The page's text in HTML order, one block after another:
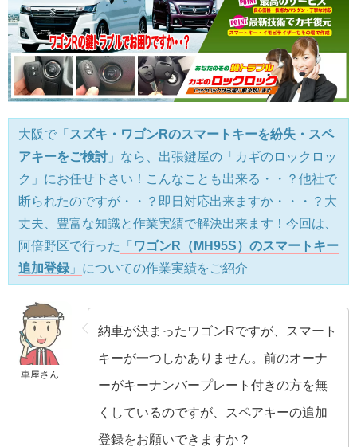
大阪で「 スズキ・ワゴンRのスマートキーを紛失・スペ
アキーをご検討 」なら、出張鍵屋の「カギのロックロッ
ク」にお任せ下さい！こんなことも出来る・・？他社で
断られたのですが・・？即日対応出来ますか・・・？大
丈夫、豊富な知識と作業実績で解決出来ます！今回は、
阿倍野区で行った
「 ワゴンR（MH95S）のスマートキー
追加登録 」 についての作業実績をご紹介
車屋さん
納車が決まったワゴンRですが、スマート
キーが一つしかありません。前のオーナ
ーがキーナンバープレート付きの方を無
くしているのですが、スペアキーの追加
登録をお願いできますか？